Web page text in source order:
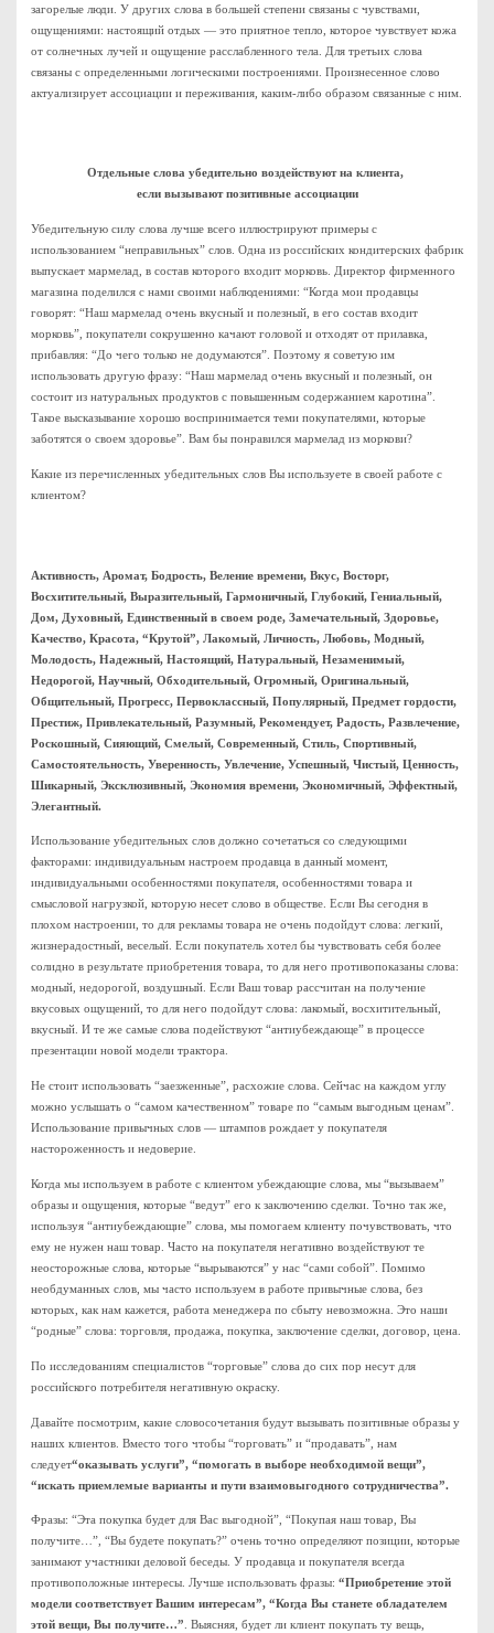
загорелые люди. У других слова в большей степени связаны с чувствами,
ощущениями: настоящий отдых — это приятное тепло, которое чувствует кожа
от солнечных лучей и ощущение расслабленного тела. Для третьих слова
связаны с определенными логическими построениями. Произнесенное слово
актуализирует ассоциации и переживания, каким-либо образом связанные с ним.
Отдельные слова убедительно воздействуют на клиента,
если вызывают позитивные ассоциации
Убедительную силу слова лучше всего иллюстрируют примеры с
использованием “неправильных” слов. Одна из российских кондитерских фабрик
выпускает мармелад, в состав которого входит морковь. Директор фирменного
магазина поделился с нами своими наблюдениями: “Когда мои продавцы
говорят: “Наш мармелад очень вкусный и полезный, в его состав входит
морковь”, покупатели сокрушенно качают головой и отходят от прилавка,
прибавляя: “До чего только не додумаются”. Поэтому я советую им
использовать другую фразу: “Наш мармелад очень вкусный и полезный, он
состоит из натуральных продуктов с повышенным содержанием каротина”.
Такое высказывание хорошо воспринимается теми покупателями, которые
заботятся о своем здоровье”. Вам бы понравился мармелад из моркови?
Какие из перечисленных убедительных слов Вы используете в своей работе с
клиентом?
Активность, Аромат, Бодрость, Веление времени, Вкус, Восторг,
Восхитительный, Выразительный, Гармоничный, Глубокий, Гениальный,
Дом, Духовный, Единственный в своем роде, Замечательный, Здоровье,
Качество, Красота, “Крутой”, Лакомый, Личность, Любовь, Модный,
Молодость, Надежный, Настоящий, Натуральный, Незаменимый,
Недорогой, Научный, Обходительный, Огромный, Оригинальный,
Общительный, Прогресс, Первоклассный, Популярный, Предмет гордости,
Престиж, Привлекательный, Разумный, Рекомендует, Радость, Развлечение,
Роскошный, Сияющий, Смелый, Современный, Стиль, Спортивный,
Самостоятельность, Уверенность, Увлечение, Успешный, Чистый, Ценность,
Шикарный, Эксклюзивный, Экономия времени, Экономичный, Эффектный,
Элегантный.
Использование убедительных слов должно сочетаться со следующими
факторами: индивидуальным настроем продавца в данный момент,
индивидуальными особенностями покупателя, особенностями товара и
смысловой нагрузкой, которую несет слово в обществе. Если Вы сегодня в
плохом настроении, то для рекламы товара не очень подойдут слова: легкий,
жизнерадостный, веселый. Если покупатель хотел бы чувствовать себя более
солидно в результате приобретения товара, то для него противопоказаны слова:
модный, недорогой, воздушный. Если Ваш товар рассчитан на получение
вкусовых ощущений, то для него подойдут слова: лакомый, восхитительный,
вкусный. И те же самые слова подействуют “антиубеждающе” в процессе
презентации новой модели трактора.
Не стоит использовать “заезженные”, расхожие слова. Сейчас на каждом углу
можно услышать о “самом качественном” товаре по “самым выгодным ценам”.
Использование привычных слов — штампов рождает у покупателя
настороженность и недоверие.
Когда мы используем в работе с клиентом убеждающие слова, мы “вызываем”
образы и ощущения, которые “ведут” его к заключению сделки. Точно так же,
используя “антиубеждающие” слова, мы помогаем клиенту почувствовать, что
ему не нужен наш товар. Часто на покупателя негативно воздействуют те
неосторожные слова, которые “вырываются” у нас “сами собой”. Помимо
необдуманных слов, мы часто используем в работе привычные слова, без
которых, как нам кажется, работа менеджера по сбыту невозможна. Это наши
“родные” слова: торговля, продажа, покупка, заключение сделки, договор, цена.
По исследованиям специалистов “торговые” слова до сих пор несут для
российского потребителя негативную окраску.
Давайте посмотрим, какие словосочетания будут вызывать позитивные образы у
наших клиентов. Вместо того чтобы “торговать” и “продавать”, нам
следует“оказывать услуги”, “помогать в выборе необходимой вещи”,
“искать приемлемые варианты и пути взаимовыгодного сотрудничества”.
Фразы: “Эта покупка будет для Вас выгодной”, “Покупая наш товар, Вы
получите…”, “Вы будете покупать?” очень точно определяют позиции, которые
занимают участники деловой беседы. У продавца и покупателя всегда
противоположные интересы. Лучше использовать фразы: “Приобретение этой
модели соответствует Вашим интересам”, “Когда Вы станете обладателем
этой вещи, Вы получите…” . Выясняя, будет ли клиент покупать ту вещь,